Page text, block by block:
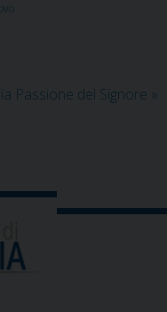
Passione del Signore »